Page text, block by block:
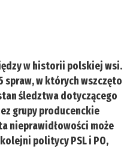
w historii polskiej wsi.
spraw, w których wszczęto
śledztwa dotyczącego
grupy producenckie
nieprawidłowości może
politycy PSL i PO,